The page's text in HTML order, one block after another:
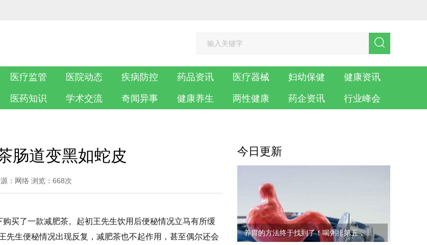
医疗监管 医院动态 疾病防控 药品资讯 医疗器械 妇幼保健 健康资讯
医药知识 学术交流 奇闻异事 健康养生 两性健康 药企资讯 行业峰会
肠道变黑如蛇皮
：网络 浏览： 668次
买了一款减肥茶。起初王先生饮用后便秘情况立马有所缓
生便秘情况出现反复，减肥茶也不起作用，甚至偶尔还会
今日更新
养胃的方法终于找到了！喝粥排第五，排在首位很多人都得做好